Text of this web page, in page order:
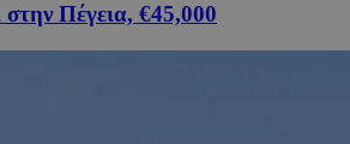
Πέγεια, €45,000